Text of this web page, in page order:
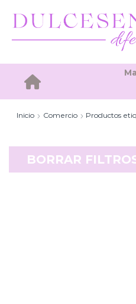
Inicio
Inicio Comercio Productos
BORRAR